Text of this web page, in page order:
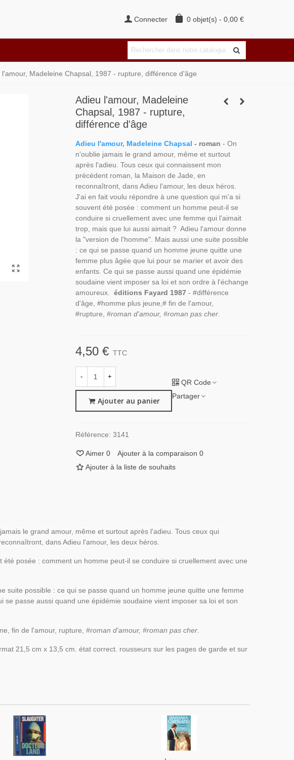
Connecter 0 objet(s) - 0,00 €
l'amour, Madeleine Chapsal, 1987 - rupture, différence d'âge
Adieu l'amour, Madeleine
Chapsal, 1987 - rupture,
différence d'âge
Adieu l'amour, Madeleine Chapsal - roman - On
n'oublie jamais le grand amour, même et surtout
après l'adieu. Tous ceux qui connaissent mon
précédent roman, la Maison de Jade, en
reconnaîtront, dans Adieu l'amour, les deux héros.
J'ai en fait voulu répondre à une question qui m'a si
souvent été posée : comment un homme peut-il se
conduire si cruellement avec une femme qui l'aimait
trop, mais que lui aussi aimait ? Adieu l'amour donne
la "version de l'homme". Mais aussi une suite possible
: ce qui se passe quand un homme jeune quitte une
femme plus âgée que lui pour se marier et avoir des
enfants. Ce qui se passe aussi quand une épidémie
soudaine vient imposer sa loi et son ordre à l'échange
amoureux. éditions Fayard 1987 - #différence
d'âge, #homme plus jeune,# fin de l'amour,
#rupture, #roman d'amour, #roman pas cher.
4,50 € TTC
- +
Ajouter au panier
QR Code
Partager
Référence: 3141
Aimer 0 Ajouter à la comparaison 0
Ajouter à la liste de souhaits
le grand amour, même et surtout après l'adieu. Tous ceux qui
dans Adieu l'amour, les deux héros.
posée : comment un homme peut-il se conduire si cruellement avec une
suite possible : ce qui se passe quand un homme jeune quitte une femme
passe aussi quand une épidémie soudaine vient imposer sa loi et son
fin de l'amour, rupture, #roman d'amour, #roman pas cher.
21,5 cm x 13,5 cm. état correct. rousseurs sur les pages de garde et sur